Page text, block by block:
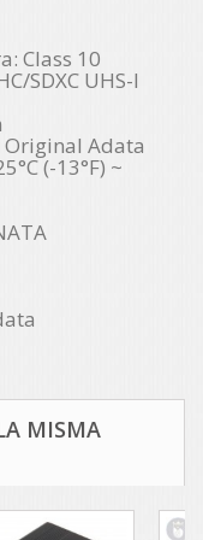
Class 10
SDXC UHS-I
Original Adata
(-13°F) ~
MISMA